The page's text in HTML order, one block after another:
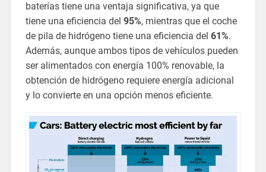
baterías tiene una ventaja significativa, ya que
tiene una eficiencia del 95%, mientras que el coche
de pila de hidrógeno tiene una eficiencia del 61%.
Además, aunque ambos tipos de vehículos pueden
ser alimentados con energía 100% renovable, la
obtención de hidrógeno requiere energía adicional
y lo convierte en una opción menos eficiente.